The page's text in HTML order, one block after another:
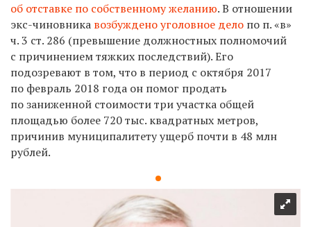
об отставке по собственному желанию.В отношении
экс-чиновника возбуждено уголовное дело по п. «в»
ч. 3 ст. 286 (превышение должностных полномочий
с причинением тяжких последствий). Его
подозревают в том, что в период с октября 2017
по февраль 2018 года он помог продать
по заниженной стоимости три участка общей
площадью более 720 тыс. квадратных метров,
причинив муниципалитету ущерб почти в 48 млн
рублей.